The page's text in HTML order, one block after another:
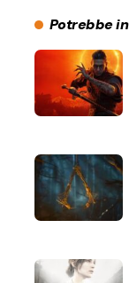
Potrebbe